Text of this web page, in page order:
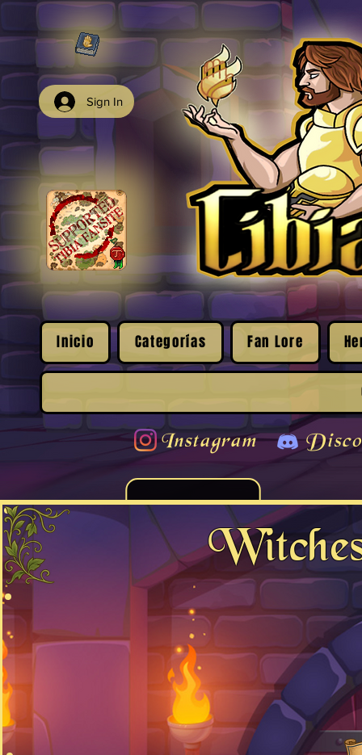
Sign In
Inicio Categorías Fan Lore
Instagram